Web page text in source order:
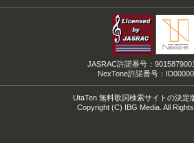
JASRAC許諾番号：
NexTone許諾番号：
UtaTen 無料歌詞検索サイトの決定
Copyright (C) IBG Media. All